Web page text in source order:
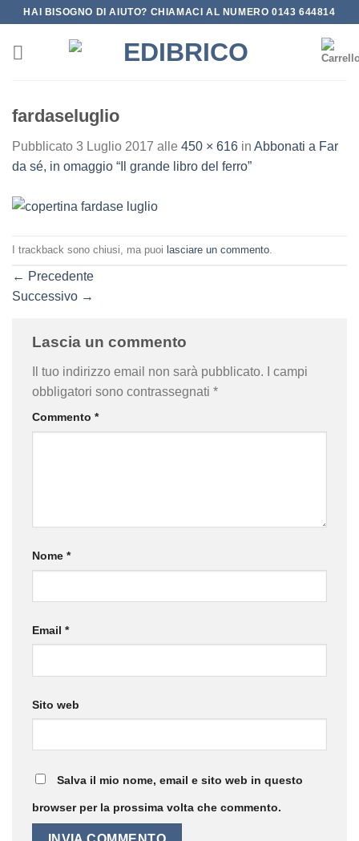
Salta
contenuti
HAI BISOGNO DI AIUTO? CHIAMACI AL NUMERO 0143 644814
fardaseluglio
Pubblicato 3 Luglio 2017 alle 450 × 616 in Abbonati a Far
da sé, in omaggio “Il grande libro del ferro”
I trackback sono chiusi, ma puoi lasciare un commento
← Precedente
Successivo →
Lascia un commento
Il tuo indirizzo email non sarà pubblicato.
I campi
obbligatori sono contrassegnati *
Commento *
Nome *
Email *
Sito web
Salva il mio nome, email e sito web in questo
browser per la prossima volta che commento.